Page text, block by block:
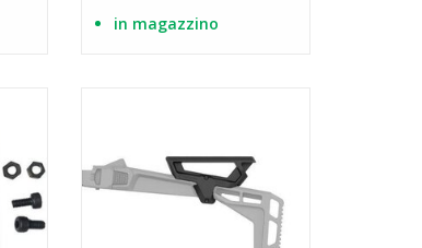
in magazzino
AGGIUNGI AL CARRELLO